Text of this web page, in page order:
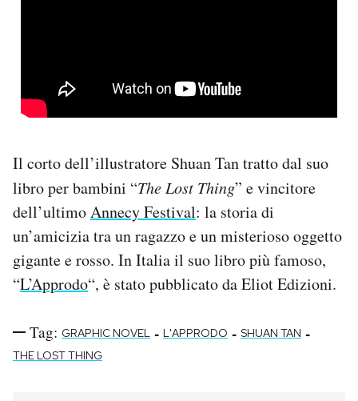
NEWSLETTER
SHOP
CALENDARIO
AREA PERSONALE
Area Personale
Newsletter
Il corto dell’illustratore Shuan Tan tratto dal suo
libro per bambini “The Lost Thing” e vincitore
dell’ultimoAnnecy Festival: la storia di
un’amicizia tra un ragazzo e un misterioso oggetto
gigante e rosso. In Italia il suo libro più famoso,
“L’Approdo“, è stato pubblicato da Eliot Edizioni.
Tag: GRAPHIC NOVEL - L'APPRODO - SHUAN TAN -
THE LOST THING